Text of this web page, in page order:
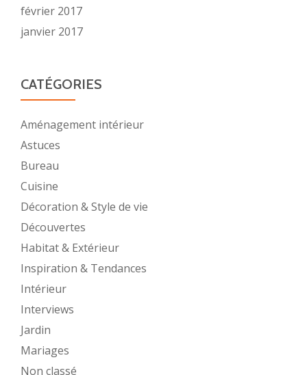
février 2017
janvier 2017
CATÉGORIES
Aménagement intérieur
Astuces
Bureau
Cuisine
Décoration & Style de vie
Découvertes
Habitat & Extérieur
Inspiration & Tendances
Intérieur
Interviews
Jardin
Mariages
Non classé